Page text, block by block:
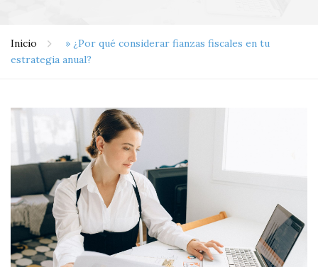
Inicio » ¿Por qué considerar fianzas fiscales en tu
estrategia anual?